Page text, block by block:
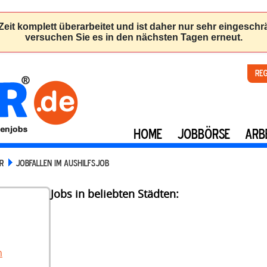
HOME JOBBÖRSE
JOBFALLEN IM AUSHILFSJOB
Jobs in beliebten Städten: